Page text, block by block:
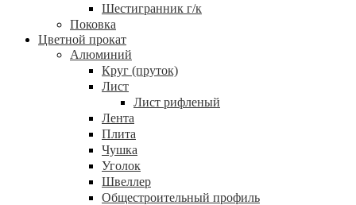
Шестигранник г/к
Поковка
Цветной прокат
Алюминий
Круг (пруток)
Лист
Лист рифленый
Лента
Плита
Чушка
Уголок
Швеллер
Общестроительный профиль